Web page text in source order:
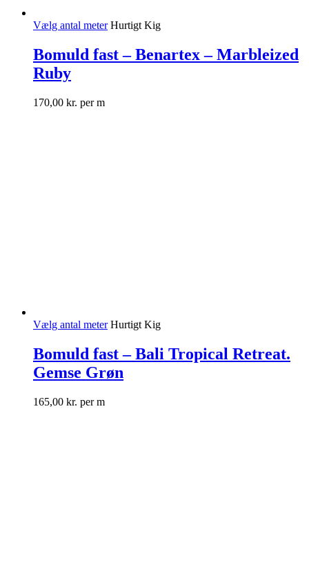
Vælg antal meter Hurtigt Kig
Bomuld fast – Benartex – Marbleized
Ruby
170,00 kr. per m
Vælg antal meter Hurtigt Kig
Bomuld fast – Bali Tropical Retreat.
Gemse Grøn
165,00 kr. per m